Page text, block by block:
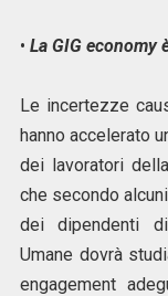
• La GIG economy
Le incertezze
hanno accelerato
dei lavoratori
che secondo
dei dipendenti
Umane dovrà
engagement